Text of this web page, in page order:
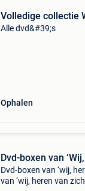
Volledige collectie
Alle dvd&#39;s
Ophalen
Dvd-boxen van
Dvd-boxen van ‘wij,
van ‘wij, heren van